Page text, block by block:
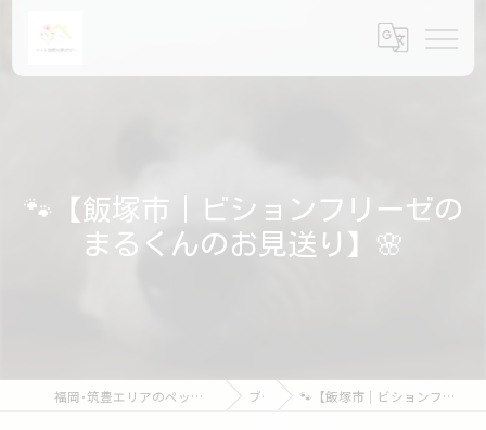
🐾【飯塚市｜ビションフリーゼの
まるくんのお見送り】🌸
福岡･筑豊エリアのペット火葬ならペット訪問火葬ポピー ブログ 🐾【飯塚市｜ビションフリーゼのまるくんのお見送り】🌸